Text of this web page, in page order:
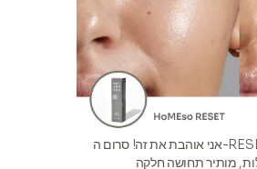
אני אוהבת את זה! סרום ה-RESET מעניק אפקט מט הרמה